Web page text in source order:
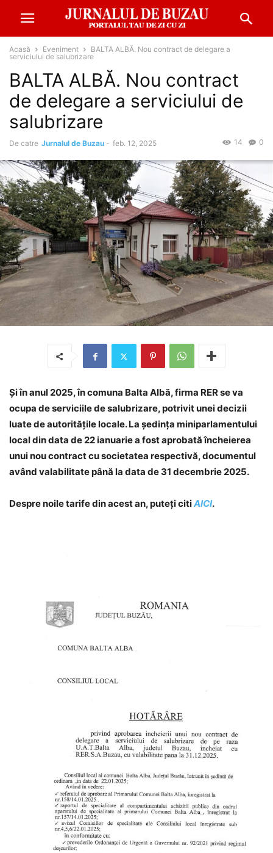
Acasă Eveniment
BALTA ALBĂ. Nou contract de delegare a
serviciului de salubrizare
BALTA ALBĂ. Nou contract
de delegare a serviciului de
salubrizare
De catre Jurnalul de Buzau - feb. 12, 2025 0
14
Și în anul 2025, în comuna Balta Albă, firma RER se va
ocupa de serviciile de salubrizare, potrivit unei decizii
luate de autoritățile locale. La ședința miniparlamentului
local din data de 22 ianuarie a fost aprobată încheierea
unui nou contract cu societatea respectivă, documentul
având valabilitate până la data de 31 decembrie 2025.
Despre noile tarife din acest an, puteți citiAICI.